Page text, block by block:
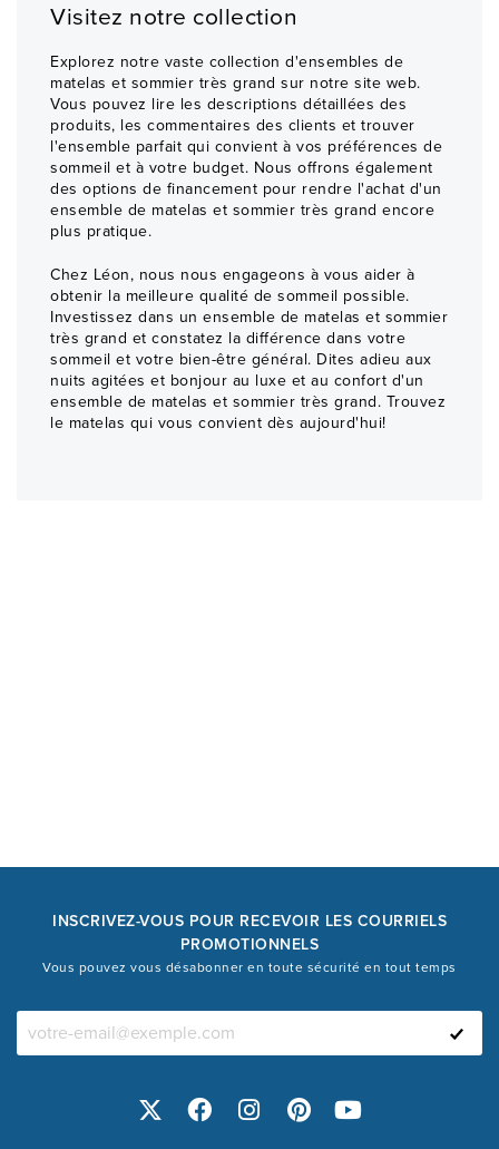
Visitez notre collection
Explorez notre vaste collection d'ensembles de
matelas et sommier très grand sur notre site web.
Vous pouvez lire les descriptions détaillées des
produits, les commentaires des clients et trouver
l'ensemble parfait qui convient à vos préférences de
sommeil et à votre budget. Nous offrons également
des options de financement pour rendre l'achat d'un
ensemble de matelas et sommier très grand encore
plus pratique.
Chez Léon, nous nous engageons à vous aider à
obtenir la meilleure qualité de sommeil possible.
Investissez dans un ensemble de matelas et sommier
très grand et constatez la différence dans votre
sommeil et votre bien-être général. Dites adieu aux
nuits agitées et bonjour au luxe et au confort d'un
ensemble de matelas et sommier très grand. Trouvez
le matelas qui vous convient dès aujourd'hui!
INSCRIVEZ-VOUS POUR RECEVOIR LES COURRIELS
PROMOTIONNELS
Vous pouvez vous désabonner en toute sécurité en tout temps